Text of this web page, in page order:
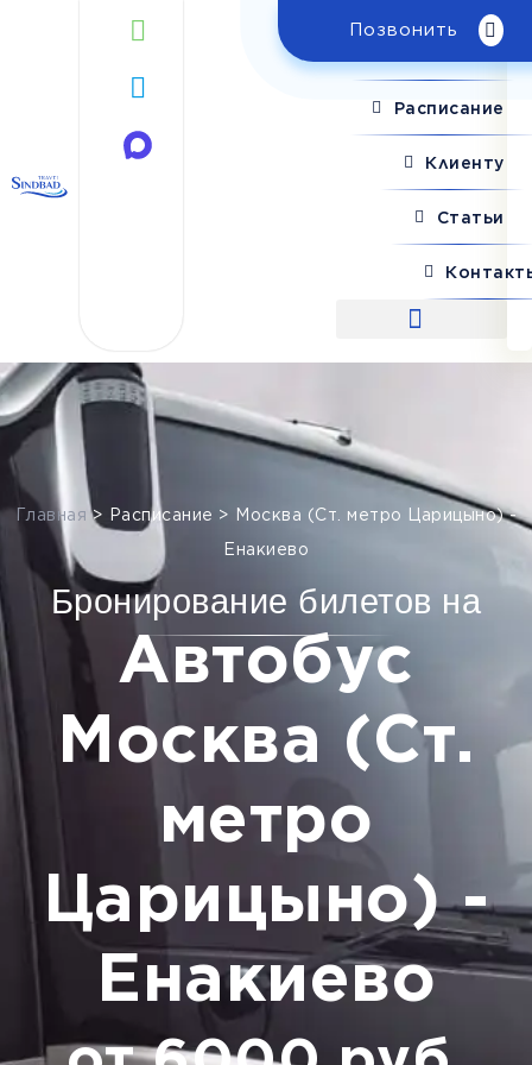
Позвонить
Расписание
Клиенту
Статьи
Главная > Расписание > Москва (Ст. метро Царицыно) -
Енакиево
Бронирование билетов на
Автобус
Москва (Ст.
метро
Царицыно) -
Енакиево